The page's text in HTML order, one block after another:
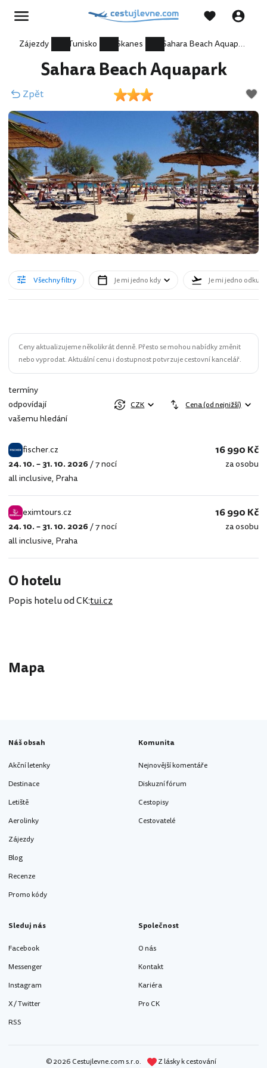
Zájezdy Tunisko Skanes Sahara Beach Aquapark
Sahara Beach Aquapark
Zpět
Všechny filtry Je mi jedno kdy Je mi jedno odkud
Ceny aktualizujeme několikrát denně. Přesto se mohou nabídky změnit
nebo vyprodat. Aktuální cenu i dostupnost potvrzuje cestovní kancelář.
termíny
odpovídají
vašemu hledání
CZK Cena (od nejnižší)
fischer.cz
fischer.cz
24. 10. – 31. 10. 2026/7 nocí
all inclusive, Praha
16 990 Kč
za osobu
eximtours.cz
eximtours.cz
24. 10. – 31. 10. 2026/7 nocí
all inclusive, Praha
16 990 Kč
za osobu
O hotelu
Popis hotelu od CK:tui.cz
Mapa
Náš obsah
Akční letenky
Destinace
Letiště
Aerolinky
Zájezdy
Blog
Recenze
Promo kódy
Komunita
Nejnovější komentáře
Diskuzní fórum
Cestopisy
Cestovatelé
Sleduj nás
Facebook
Messenger
Instagram
X / Twitter
RSS
Společnost
O nás
Kontakt
Kariéra
Pro CK
© 2026 Cestujlevne.com s.r.o. Z lásky k cestování